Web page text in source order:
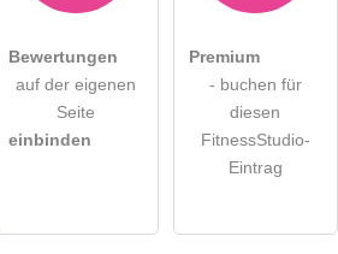
Bewertungen
auf der eigenen
Seite
einbinden
Premium
- buchen für
diesen
FitnessStudio-
Eintrag